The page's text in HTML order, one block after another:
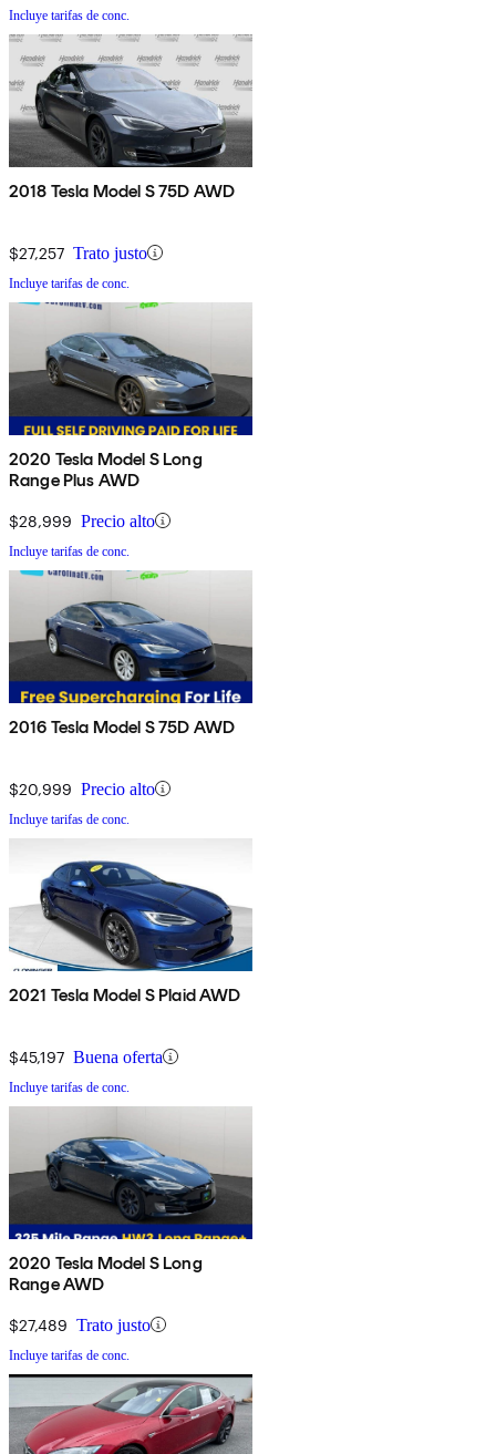
Incluye tarifas de conc.
2018 Tesla Model S 75D AWD
$27,257 Trato justo
Incluye tarifas de conc.
2020 Tesla Model S Long
Range Plus AWD
$28,999 Precio alto
Incluye tarifas de conc.
2016 Tesla Model S 75D AWD
$20,999 Precio alto
Incluye tarifas de conc.
2021 Tesla Model S Plaid AWD
$45,197 Buena oferta
Incluye tarifas de conc.
2020 Tesla Model S Long
Range AWD
$27,489 Trato justo
Incluye tarifas de conc.